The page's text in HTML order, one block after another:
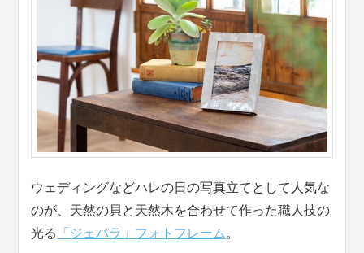
ウェディングなどハレの日の写真立てとして人気な
のが、天然の貝と天然木を合わせて作った職人技の
光る
「ジェパラ」フォトフレーム 。